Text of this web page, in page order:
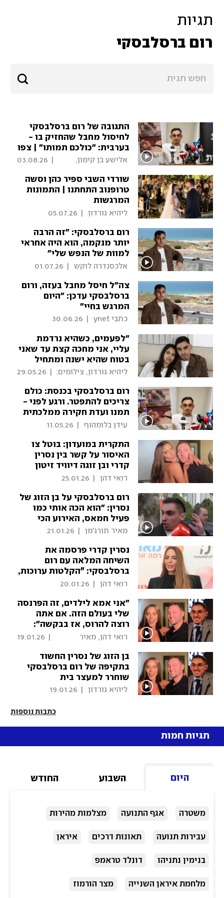
תגיות
רום ברסלבסקי
התגובה של רום ברסלבסקי
לחיסול מחבל שהחזיק בו -
בערבית: "כולכם תמותו" | צפו
03.08.26
שורדי השבי ספיר כהן וסשה
טרופנוב התחתנו | התמונות
המרגשות
ליהיא גורדון 05.07.26
רום ברסלבסקי: "זה הרבה
יותר מנקמה, הוא היה אחראי
למוות של הנפש שלי"
אלכסנדרה לוקש 01.07.26
צה"ל חיסל מחבל בעזה, ורום
ברסלבסקי עדכן: "היום
המרגש בחיי"
כתבי ynet 30.06.26
"לפעמים, כשהיא נרדמת
עליי, אני מחכה קצת עד שאני
בטוח שהיא ישנה ומתחיל
לבכות"
29.05.26
רום ברסלבסקי בכנסת: כולם
צריכים להתפטר. ורגע לפני -
תמנו ועדת חקירה ממלכתית
עידן בלומהוף 11.05.26
התקרית במועדון: בוטל צו
האיסור על קשר בין נסרין
קדרי ובן זוגה דיוויד זיטון
רואי דהן 25.01.26
רום ברסלבסקי על בן הזוג של
נסרין: "הוא הכה אותי כמו
פעיל חמאס, האירוע הכי
מזעזע בחיי"
מאיר תורג'מן 21.01.26
נסרין קדרי פרסמה את
השיחה המלאה עם רום
ברסלבסקי: ״הקלטות ערוכות,
שלא יעשו עליי סיבוב״
רואי דהן 20.01.26
"אני אמא לילדים, זה הפרנסה
שלי בעולם הזה. אם אתה
רוצה להרוס, אז בבקשה":
השיחה בין נסרין קדרי ורום
19.01.26
בן הזוג של נסרין החשוד
בתקיפה של רום ברסלבסקי
שוחרר למעצר בית
ליהיא גורדון 19.01.26
כתבות נוספות
תגיות חמות
היום השבוע החודש
משטרה אגף התנועה מצלמות מהירות
עבירות תנועה תאונות דרכים איראן
בנימין נתניהו דונלד טראמפ
מלחמת איראן השנייה מצר הורמוז